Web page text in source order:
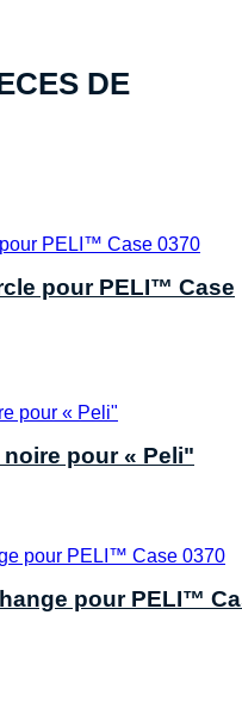
DE
pour PELI™ Case
pour « Peli"
pour PELI™